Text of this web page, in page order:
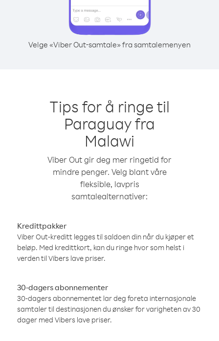
Velge «Viber Out-samtale» fra samtalemenyen
Tips for å ringe til
Paraguay fra
Malawi
Viber Out gir deg mer ringetid for
mindre penger. Velg blant våre
fleksible, lavpris
samtalealternativer:
Kredittpakker
Viber Out-kreditt legges til saldoen din når du kjøper et
beløp. Med kredittkort, kan du ringe hvor som helst i
verden til Vibers lave priser.
30-dagers abonnementer
30-dagers abonnementet lar deg foreta internasjonale
samtaler til destinasjonen du ønsker for varigheten av 30
dager med Vibers lave priser.